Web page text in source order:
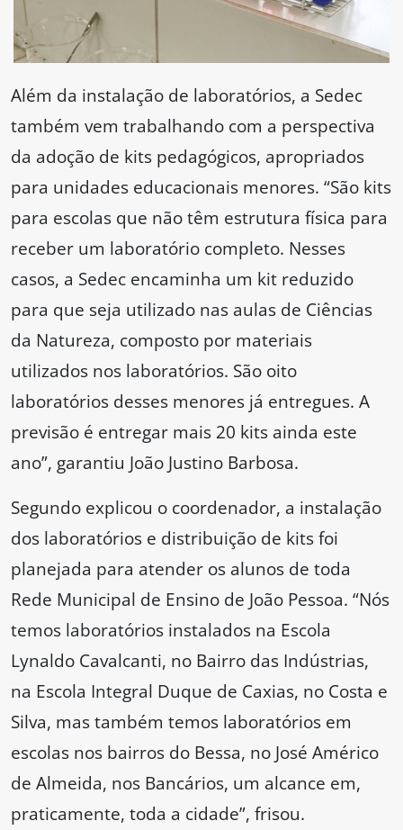
Além da instalação de laboratórios, a Sedec
também vem trabalhando com a perspectiva
da adoção de kits pedagógicos, apropriados
para unidades educacionais menores. “São kits
para escolas que não têm estrutura física para
receber um laboratório completo. Nesses
casos, a Sedec encaminha um kit reduzido
para que seja utilizado nas aulas de Ciências
da Natureza, composto por materiais
utilizados nos laboratórios. São oito
laboratórios desses menores já entregues. A
previsão é entregar mais 20 kits ainda este
ano”, garantiu João Justino Barbosa.
Segundo explicou o coordenador, a instalação
dos laboratórios e distribuição de kits foi
planejada para atender os alunos de toda
Rede Municipal de Ensino de João Pessoa. “Nós
temos laboratórios instalados na Escola
Lynaldo Cavalcanti, no Bairro das Indústrias,
na Escola Integral Duque de Caxias, no Costa e
Silva, mas também temos laboratórios em
escolas nos bairros do Bessa, no José Américo
de Almeida, nos Bancários, um alcance em,
praticamente, toda a cidade”, frisou.